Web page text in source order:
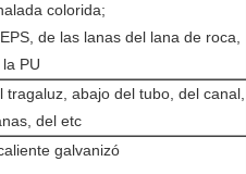
colorida;
de las lanas del lana de roca,
PU
abajo del tubo, del canal,
del etc
galvanizó